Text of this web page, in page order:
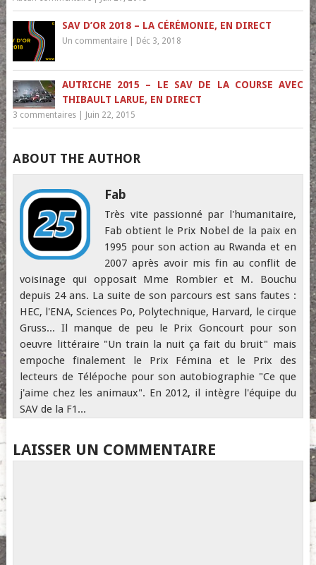
SAV D’OR 2018 – LA CÉRÉMONIE, EN DIRECT
Un commentaire| Déc 3, 2018
AUTRICHE 2015 – LE SAV DE LA COURSE AVEC
THIBAULT LARUE, EN DIRECT
3 commentaires| Juin 22, 2015
ABOUT THE AUTHOR
Fab
Très vite passionné par l'humanitaire,
Fab obtient le Prix Nobel de la paix en
1995 pour son action au Rwanda et en
2007 après avoir mis fin au conflit de
voisinage qui opposait Mme Rombier et M. Bouchu
depuis 24 ans. La suite de son parcours est sans fautes :
HEC, l'ENA, Sciences Po, Polytechnique, Harvard, le cirque
Gruss... Il manque de peu le Prix Goncourt pour son
oeuvre littéraire "Un train la nuit ça fait du bruit" mais
empoche finalement le Prix Fémina et le Prix des
lecteurs de Télépoche pour son autobiographie "Ce que
j'aime chez les animaux". En 2012, il intègre l'équipe du
SAV de la F1...
LAISSER UN COMMENTAIRE